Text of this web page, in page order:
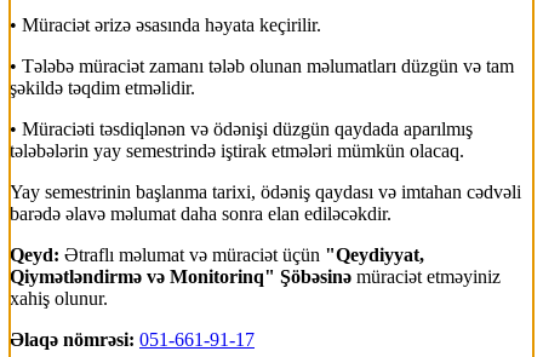
• Müraciət ərizə əsasında həyata keçirilir.
• Tələbə müraciət zamanı tələb olunan məlumatları düzgün və tam
şəkildə təqdim etməlidir.
• Müraciəti təsdiqlənən və ödənişi düzgün qaydada aparılmış
tələbələrin yay semestrində iştirak etmələri mümkün olacaq.
Yay semestrinin başlanma tarixi, ödəniş qaydası və imtahan cədvəli
barədə əlavə məlumat daha sonra elan ediləcəkdir.
Qeyd: Ətraflı məlumat və müraciət üçün "Qeydiyyat,
Qiymətləndirmə və Monitorinq" Şöbəsinə müraciət etməyiniz
xahiş olunur.
Əlaqə nömrəsi: 051-661-91-17